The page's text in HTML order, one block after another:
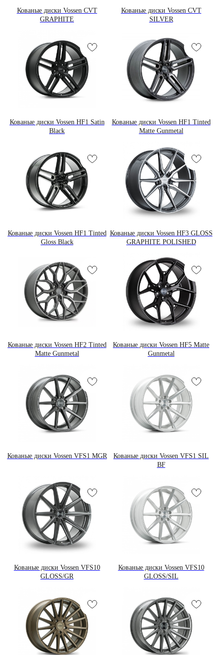
Кованые диски Vossen CVT
GRAPHITE
Кованые диски Vossen CVT
SILVER
Кованые диски Vossen HF1 Satin
Black
Кованые диски Vossen HF1 Tinted
Matte Gunmetal
Кованые диски Vossen HF1 Tinted
Gloss Black
Кованые диски Vossen HF3 GLOSS
GRAPHITE POLISHED
Кованые диски Vossen HF2 Tinted
Matte Gunmetal
Кованые диски Vossen HF5 Matte
Gunmetal
Кованые диски Vossen VFS1 MGR
Кованые диски Vossen VFS1 SIL
BF
Кованые диски Vossen VFS10
GLOSS/GR
Кованые диски Vossen VFS10
GLOSS/SIL